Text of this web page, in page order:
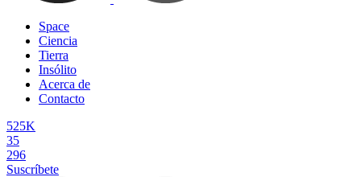
Space
Ciencia
Tierra
Insólito
Acerca de
Contacto
525K
35
296
Suscríbete